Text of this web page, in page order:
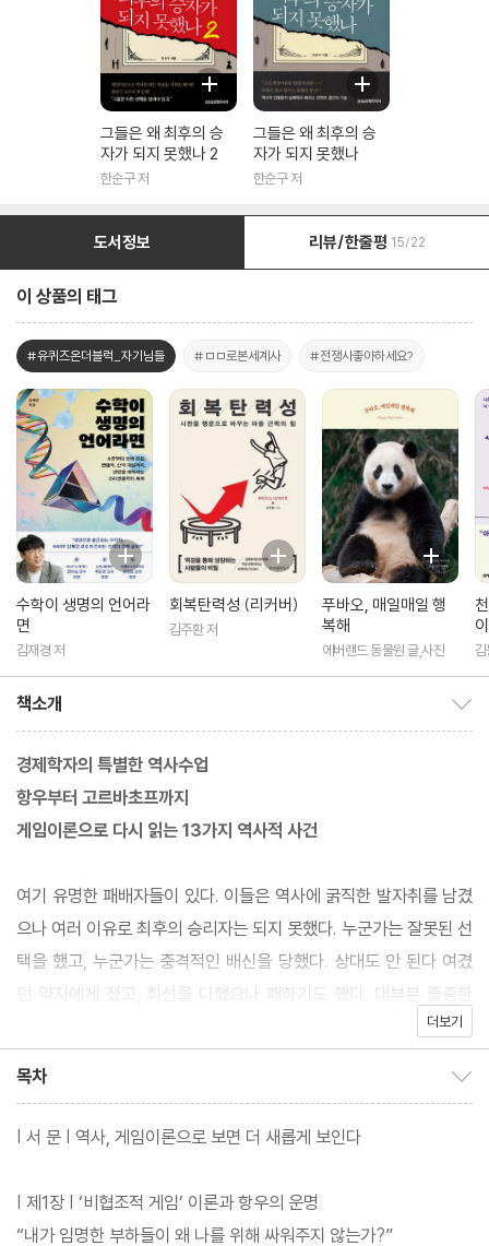
그들은 왜 최후의 승
자가 되지 못했나 2
한순구 저
그들은 왜 최후의 승
자가 되지 못했나
한순구 저
도서정보 리뷰/한줄평 15/22
이 상품의 태그
#유퀴즈온더블럭_자기님들 #ㅁㅁ로본세계사 #전쟁사좋아하세요?
수학이 생명의 언어라
면
김재경 저
회복탄력성 (리커버)
김주환 저
푸바오, 매일매일 행
복해
에버랜드 동물원 글,사진 김
책소개
경제학자의 특별한 역사수업
항우부터 고르바초프까지
게임이론으로 다시 읽는 13가지 역사적 사건
여기 유명한 패배자들이 있다. 이들은 역사에 굵직한 발자취를 남겼
으나 여러 이유로 최후의 승리자는 되지 못했다. 누군가는 잘못된 선
택을 했고, 누군가는 충격적인 배신을 당했다. 상대도 안 된다 여겼
던 약자에게 졌고, 최선을 다했으나 패하기도 했다. 대부분 출중한
능력을 인정받은 탁월한 인물들이기에 그 이유가 더욱 궁금하다. 한
지 분석한다. 이들이 게임이론을 알았다면 역사는 바뀌었을까? 역
사에 가정은 없다지만 상상해보는 재미가 쏠쏠하다. 흥미로운 것은
아니라는 것이다. 역사 속 인물들의 고민과 저자가 건네는 조언은 오
늘날의 조직 생활에도 맞아떨어진다. 역사를 읽는 재미 속에 게임이
더보기
목차
| 서 문 | 역사, 게임이론으로 보면 더 새롭게 보인다
| 제1장 | ‘비협조적 게임’ 이론과 항우의 운명
“내가 임명한 부하들이 왜 나를 위해 싸워주지 않는가?”